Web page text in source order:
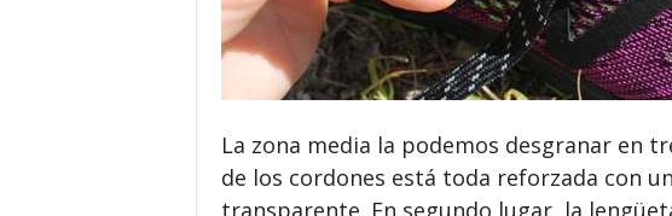
La zona media la podemos desgranar en
de los cordones está toda reforzada con
transparente. En segundo lugar, la